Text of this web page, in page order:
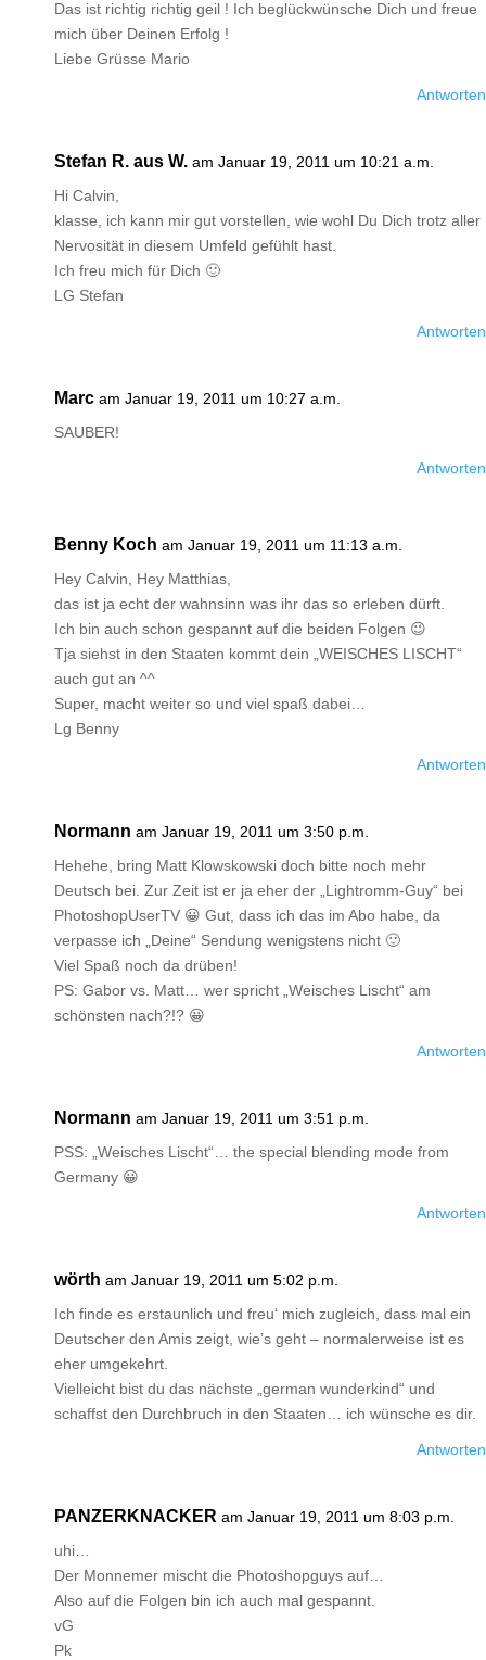
Das ist richtig richtig geil ! Ich beglückwünsche Dich und freue
mich über Deinen Erfolg !
Liebe Grüsse Mario
Antworten
Stefan R. aus W. am Januar 19, 2011 um 10:21 a.m.
Hi Calvin,
klasse, ich kann mir gut vorstellen, wie wohl Du Dich trotz aller
Nervosität in diesem Umfeld gefühlt hast.
Ich freu mich für Dich 🙂
LG Stefan
Antworten
Marc am Januar 19, 2011 um 10:27 a.m.
SAUBER!
Antworten
Benny Koch am Januar 19, 2011 um 11:13 a.m.
Hey Calvin, Hey Matthias,
das ist ja echt der wahnsinn was ihr das so erleben dürft.
Ich bin auch schon gespannt auf die beiden Folgen 😉
Tja siehst in den Staaten kommt dein „WEISCHES LISCHT“
auch gut an ^^
Super, macht weiter so und viel spaß dabei…
Lg Benny
Antworten
Normann am Januar 19, 2011 um 3:50 p.m.
Hehehe, bring Matt Klowskowski doch bitte noch mehr
Deutsch bei. Zur Zeit ist er ja eher der „Lightromm-Guy“ bei
PhotoshopUserTV 😀 Gut, dass ich das im Abo habe, da
verpasse ich „Deine“ Sendung wenigstens nicht 🙂
Viel Spaß noch da drüben!
PS: Gabor vs. Matt… wer spricht „Weisches Lischt“ am
schönsten nach?!? 😀
Antworten
Normann am Januar 19, 2011 um 3:51 p.m.
PSS: „Weisches Lischt“… the special blending mode from
Germany 😀
Antworten
wörth am Januar 19, 2011 um 5:02 p.m.
Ich finde es erstaunlich und freu‘ mich zugleich, dass mal ein
Deutscher den Amis zeigt, wie’s geht – normalerweise ist es
eher umgekehrt.
Vielleicht bist du das nächste „german wunderkind“ und
schaffst den Durchbruch in den Staaten… ich wünsche es dir.
Antworten
PANZERKNACKER am Januar 19, 2011 um 8:03 p.m.
uhi…
Der Monnemer mischt die Photoshopguys auf…
Also auf die Folgen bin ich auch mal gespannt.
vG
Pk